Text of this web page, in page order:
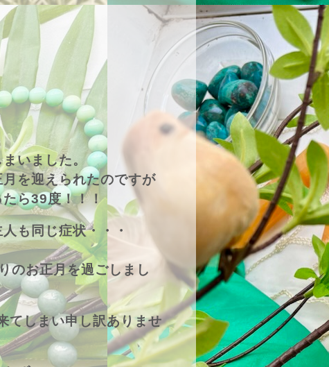
いました。
を迎えられたのですが
ら39度！！！
も同じ症状・・・
のお正月を過ごしまし
てしまい申し訳ありませ